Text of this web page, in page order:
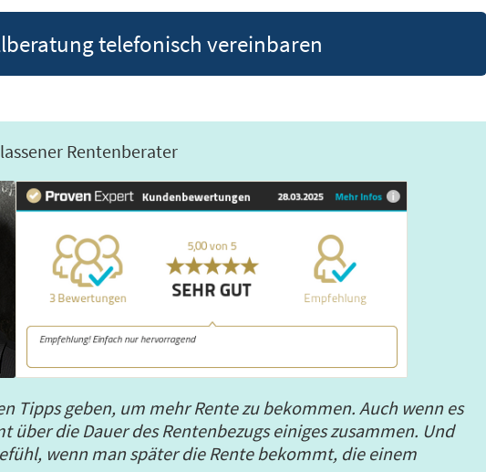
telefonisch vereinbaren
Rentenberater
Tipps geben, um mehr Rente zu bekommen. Auch wenn es
über die Dauer des Rentenbezugs einiges zusammen. Und
wenn man später die Rente bekommt, die einem